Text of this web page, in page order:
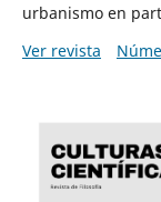
urbanismo en
Ver revista